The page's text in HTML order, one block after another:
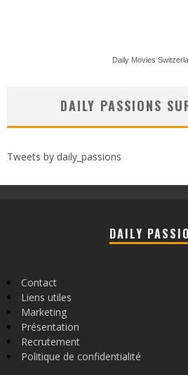
Daily Movies
DAILY PASSIONS
Tweets by daily_passions
DAILY
Contact
Liens utiles
Marketing
Présentation
Recrutement
Politique de confidentialité